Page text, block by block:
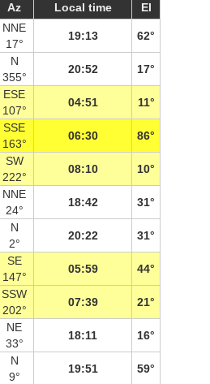
Az Local time El
NNE
17°
19:13 62°
N
355°
20:52 17°
ESE
107°
04:51 11°
SSE
163°
06:30 86°
SW
222°
08:10 10°
NNE
24°
18:42 31°
N
2°
20:22 31°
SE
147°
05:59 44°
SSW
202°
07:39 21°
NE
33°
18:11 16°
N
9°
19:51 59°